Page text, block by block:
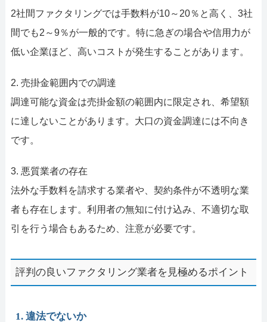
2社間ファクタリングでは手数料が10～20％と高く、3社
間でも2～9％が一般的です。特に急ぎの場合や信用力が
低い企業ほど、高いコストが発生することがあります。
2. 売掛金範囲内での調達
調達可能な資金は売掛金額の範囲内に限定され、希望額
に達しないことがあります。大口の資金調達には不向き
です。
3. 悪質業者の存在
法外な手数料を請求する業者や、契約条件が不透明な業
者も存在します。利用者の無知に付け込み、不適切な取
引を行う場合もあるため、注意が必要です。
評判の良いファクタリング業者を見極めるポイント
1. 違法でないか